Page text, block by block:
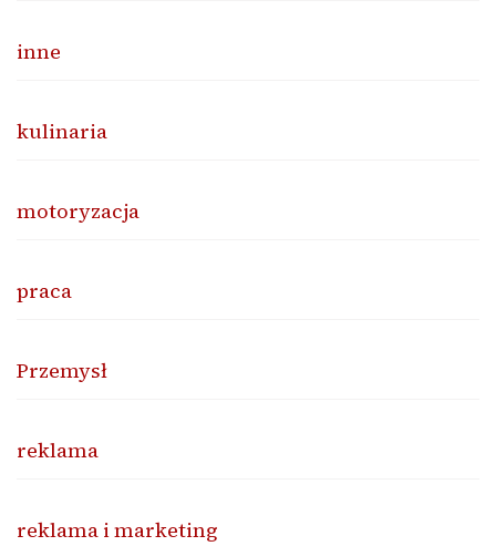
inne
kulinaria
motoryzacja
praca
Przemysł
reklama
reklama i marketing